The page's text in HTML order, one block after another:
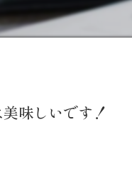
味しいです！